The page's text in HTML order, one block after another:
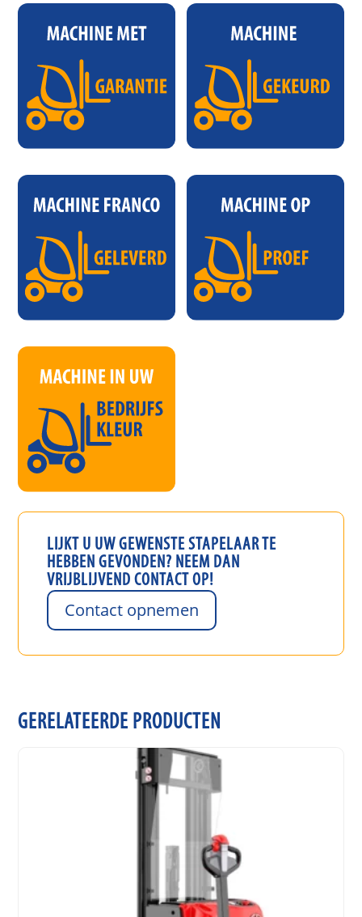
LIJKT U UW GEWENSTESTAPELAARTE
HEBBEN GEVONDEN? NEEM DAN
VRIJBLIJVEND CONTACT OP!
Contact opnemen
GERELATEERDE PRODUCTEN